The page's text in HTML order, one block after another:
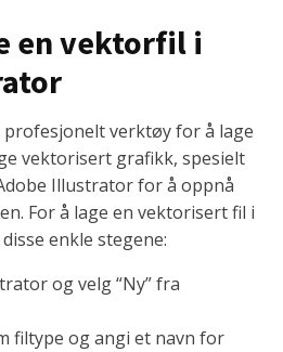
en vektorfil i
verktøy for å lage
vektorisert grafikk, spesielt
Illustrator for å oppnå
For å lage en vektorisert fil i
enkle stegene:
og velg “Ny” fra
filtype og angi et navn for